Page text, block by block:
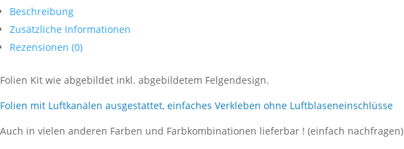
Beschreibung
Zusätzliche Informationen
Rezensionen (0)
Folien Kit wie abgebildet inkl. abgebildetem Felgendesign.
Folien mit Luftkanälen ausgestattet, einfaches Verkleben ohne Luftblaseneinschlüsse
Auch in vielen anderen Farben und Farbkombinationen lieferbar ! (einfach nachfragen)